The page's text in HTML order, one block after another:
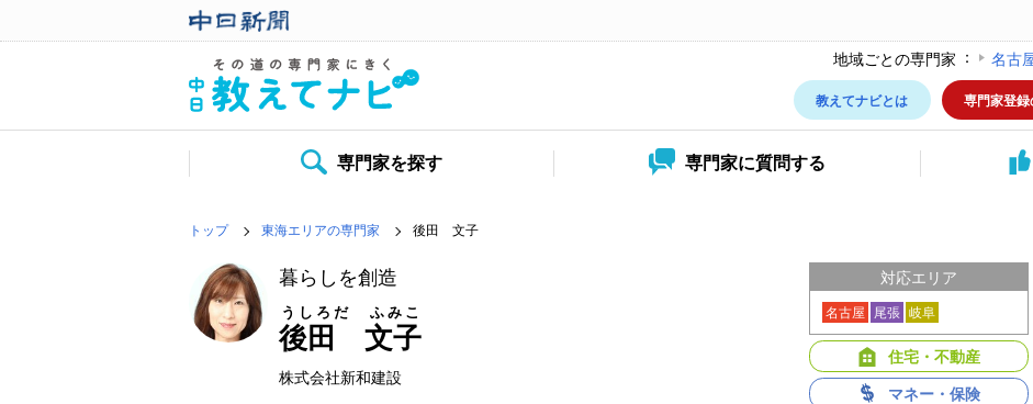
地域ごとの専門家 名古
教えてナビとは 専門家登
専門家を探す 専門家に質問する
トップ 東海エリアの専門家 後田 文子
暮らしを創造
後田 文子
うしろだ ふみこ
株式会社新和建設
対応エリア
名古屋 尾張 岐阜
住宅・不動産
マネー・保険